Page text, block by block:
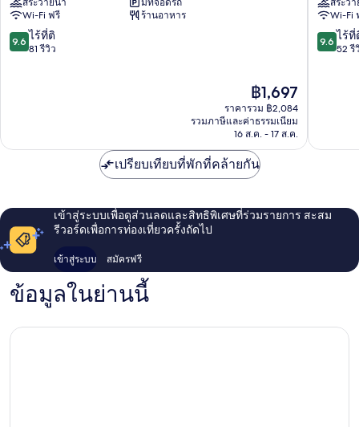
กัวลาลัมเปอร์
ไช
น่า
ทาวน์
Wi-Fi ฟรี
ร้านอาหาร
9.6
จาก
9.6 ไร้ที่ติ
81 รีวิว
ราคา
ปัจจุบัน
คือ
฿1,697
฿1,697
ราคารวม ฿2,084
รวมภาษีและค่าธรรมเนียม
16 ส.ค. - 17 ส.ค.
บาย
แมริ
ออท
กัวลาลัม
Wi-Fi
9.6
จาก
9.6 ไร้ที่
52 รี
เปรียบเทียบที่พักที่คล้ายกัน
เข้าสู่ระบบเพื่อดูส่วนลดและสิทธิพิเศษที่ร่วมรายการ สะสม
รีวอร์ดเพื่อการท่องเที่ยวครั้งถัดไป
เข้าสู่ระบบ สมัครฟรี
ข้อมูลในย่านนี้